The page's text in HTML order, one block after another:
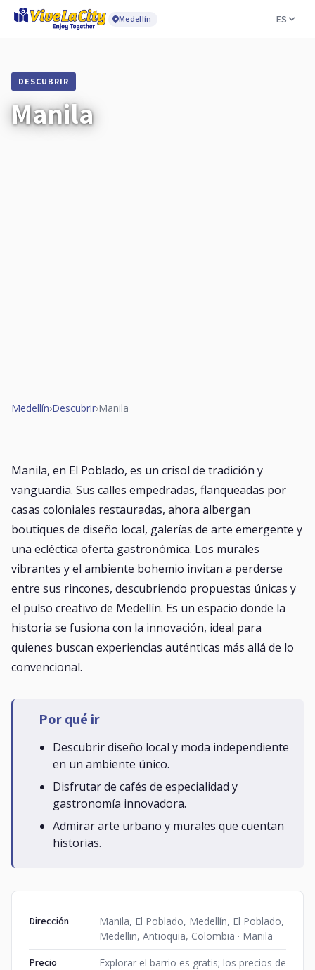
Medellín ES
DESCUBRIR
Manila
Medellín›Descubrir›Manila
Manila, en El Poblado, es un crisol de tradición y
vanguardia. Sus calles empedradas, flanqueadas por
casas coloniales restauradas, ahora albergan
boutiques de diseño local, galerías de arte emergente y
una ecléctica oferta gastronómica. Los murales
vibrantes y el ambiente bohemio invitan a perderse
entre sus rincones, descubriendo propuestas únicas y
el pulso creativo de Medellín. Es un espacio donde la
historia se fusiona con la innovación, ideal para
quienes buscan experiencias auténticas más allá de lo
convencional.
Por qué ir
Descubrir diseño local y moda independiente
en un ambiente único.
Disfrutar de cafés de especialidad y
gastronomía innovadora.
Admirar arte urbano y murales que cuentan
historias.
Dirección
Manila, El Poblado, Medellín, El Poblado,
Medellin, Antioquia, Colombia · Manila
Precio
Explorar el barrio es gratis; los precios de